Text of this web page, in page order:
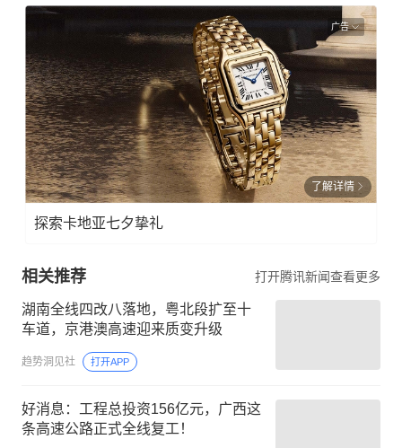
广告
了解详情
探索卡地亚七夕挚礼
相关推荐 打开腾讯新闻查看更多
湖南全线四改八落地，粤北段扩至十
车道，京港澳高速迎来质变升级
趋势洞见社 打开APP
好消息：工程总投资156亿元，广西这
条高速公路正式全线复工！